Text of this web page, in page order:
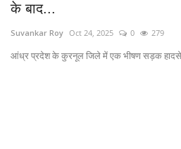
Contact
के बाद...
Suvankar Roy Oct 24, 2025 0 279
आंध्र प्रदेश के कुरनूल जिले में एक भीषण सड़क हादसे में